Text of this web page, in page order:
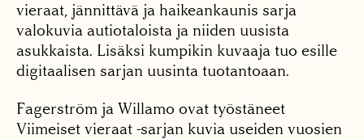
vieraat, jännittävä ja haikeankaunis sarja
valokuvia autiotaloista ja niiden uusista
asukkaista. Lisäksi kumpikin kuvaaja tuo esille
digitaalisen sarjan uusinta tuotantoaan.
Fagerström ja Willamo ovat työstäneet
Viimeiset vieraat -sarjan kuvia useiden vuosien